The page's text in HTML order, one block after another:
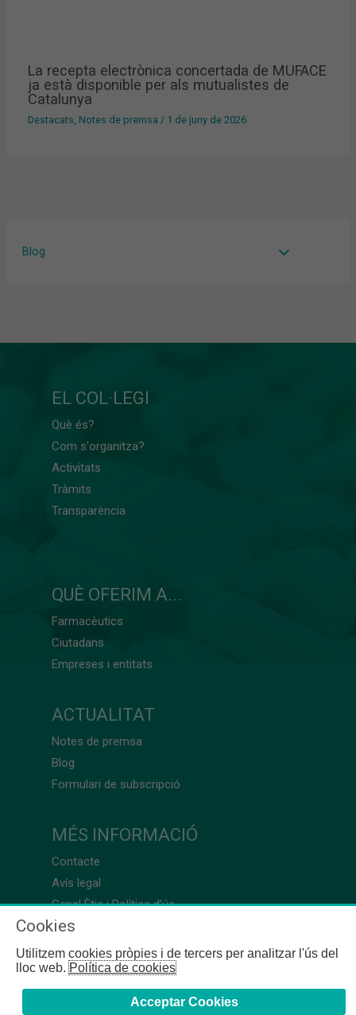
Blog
La recepta electrònica concertada de MUFACE
ja està disponible per als mutualistes de
Catalunya
Destacats Notes de premsa / 1 de juny de 2026
EL COL·LEGI
Què és?
Com s'organitza?
Activitats
Tràmits
Transparència
QUÈ OFERIM A...
Farmacèutics
Ciutadans
Empreses i entitats
ACTUALITAT
Notes de premsa
Blog
Formulari de subscripció
MÉS INFORMACIÓ
Contacte
Avís legal
Canal Ètic i Política d’ús
Cookies
Utilitzem cookies pròpies i de tercers per analitzar l'ús del
lloc web.Política de cookies
Acceptar Cookies